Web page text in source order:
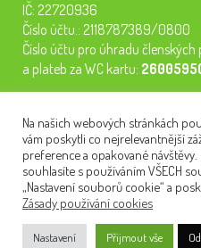
IČ: 22720936
Číslo účtu.: 2118787389/0800
Číslo účtu pro úhradu členských
a plateb za WC kartu:
semináře, konferenci, plavbu na
tiskneme odborné publikace
NEWSLETTER
Na našich webových stránkách
vám poskytli co nejrelevantnější
preference a opakované
souhlasíte s používáním VŠECH
„Nastavení souborů cookie“ a
Zásady používání cookies
Nastavení Přijmout vše